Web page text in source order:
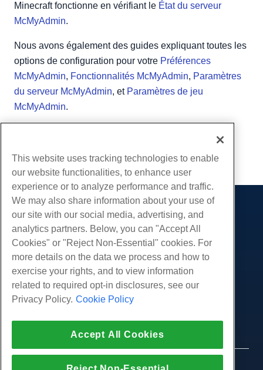
Minecraft fonctionne en vérifiant le État du serveur
McMyAdmin.
Nous avons également des guides expliquant toutes les
options de configuration pour votre Préférences
McMyAdmin, Fonctionnalités McMyAdmin, Paramètres
du serveur McMyAdmin, et Paramètres de jeu
McMyAdmin.
Copie URL
Des produits
Hébergement Web
Hébergement professionnel
Revendeur Hébergeur
Revendeur en marque blanche
Géré Linux VPS
Windows gérés VPS
Windows non géré VPS
Serveurs Cloud
Prestations de service
Migrations de sites Web
Communauté
Documentation produit
Tutoriels
Compagnie
À propos de nous
Centres de données
presse
Programme d'affiliation
Politique de confidentialité
Forces de l'ordre
Chat en direct avec nous
Ouvrez un ticket de support
© 2010-2026 Hostwinds, une HostPapa Inc.
This website uses tracking technologies to enable
our website functionalities, to enhance user
experience or to analyze performance and traffic.
We may also share information about your use of
our site with our social media, advertising, and
analytics partners. Below, you can "Accept All
Cookies" or "Reject Non-Essential" cookies. For
more details on the data we process and how to
exercise your rights, and to view information
related to required opt-in disclosures, see our
Privacy Policy. Cookie Policy
Accept All Cookies